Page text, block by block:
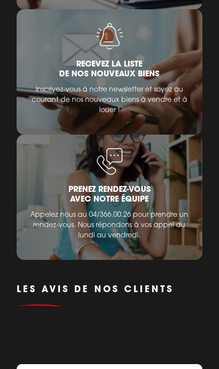
RECEVEZ LA LISTE
DE NOS NOUVEAUX BIENS
Inscrivez-vous à notre newsletter et soyez au
courant de nos nouveaux biens à vendre et à
louer !
PRENEZ RENDEZ-VOUS
AVEC NOTRE ÉQUIPE
Appelez nous au 04/366.00.26 pour prendre un
rendez-vous. Nous répondons à vos appel du
lundi au vendredi.
LES AVIS DE NOS CLIENTS